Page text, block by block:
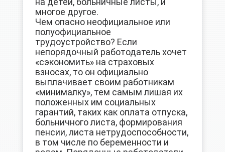
многое другое.
Чем опасно неофициальное или
полуофициальное
трудоустройство? Если
непорядочный работодатель хочет
«сэкономить» на страховых
взносах, то он официально
выплачивает своим работникам
«минималку», тем самым лишая их
положенных им социальных
гарантий, таких как оплата отпуска,
больничного листа, формирования
пенсии, листа нетрудоспособности,
в том числе по беременности и